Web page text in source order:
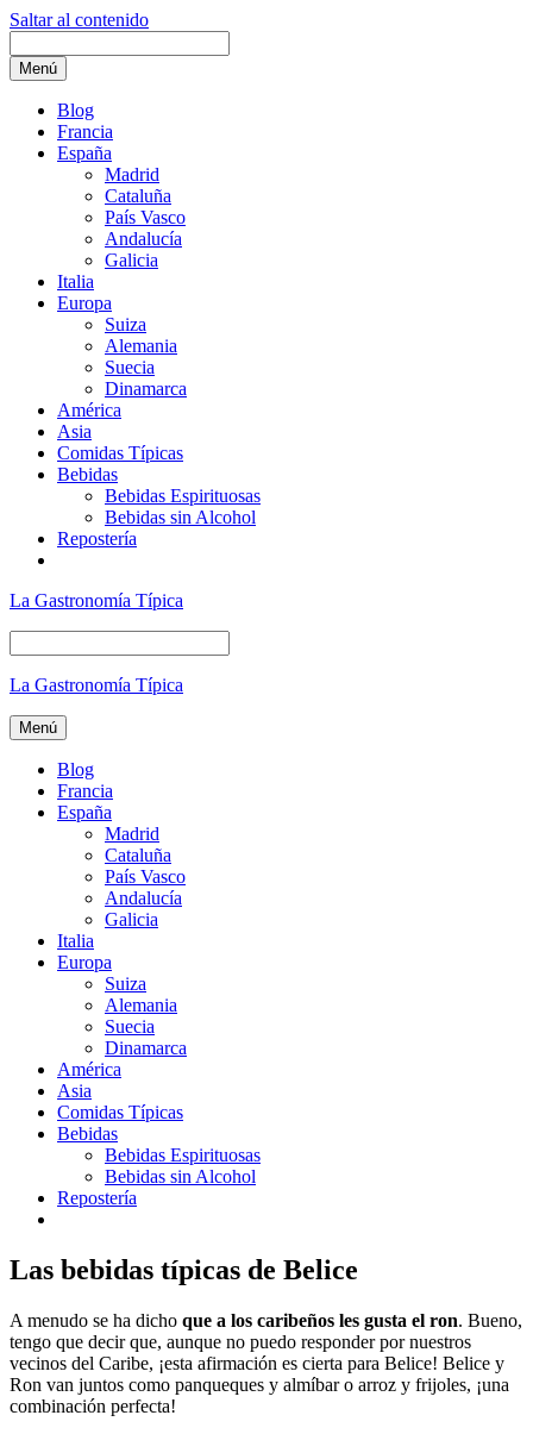
Saltar al contenido
Menú
Blog
Francia
España
Madrid
Cataluña
País Vasco
Andalucía
Galicia
Italia
Europa
Suiza
Alemania
Suecia
Dinamarca
América
Asia
Comidas Típicas
Bebidas
Bebidas Espirituosas
Bebidas sin Alcohol
Repostería
La Gastronomía Típica
La Gastronomía Típica
Menú
Blog
Francia
España
Madrid
Cataluña
País Vasco
Andalucía
Galicia
Italia
Europa
Suiza
Alemania
Suecia
Dinamarca
América
Asia
Comidas Típicas
Bebidas
Bebidas Espirituosas
Bebidas sin Alcohol
Repostería
Las bebidas típicas de Belice
A menudo se ha dicho que a los caribeños les gusta el ron. Bueno,
tengo que decir que, aunque no puedo responder por nuestros
vecinos del Caribe, ¡esta afirmación es cierta para Belice! Belice y
Ron van juntos como panqueques y almíbar o arroz y frijoles, ¡una
combinación perfecta!